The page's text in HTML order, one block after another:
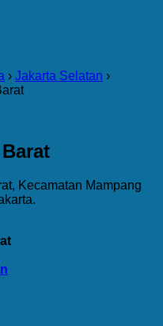
› Jakarta Selatan ›
Kecamatan Mampang